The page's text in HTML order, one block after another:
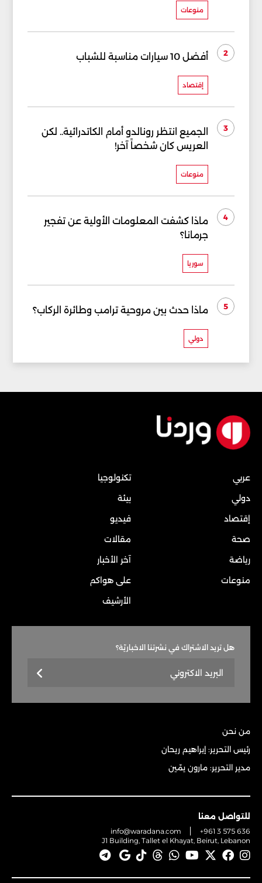
منوعات
2 أفضل 10 سيارات مناسبة للشباب
إقتصاد
3
الجميع انتظر رونالدو أمام الكاتدرائية.. لكن
العريس كان شخصاً آخر!
منوعات
4
ماذا كشفت المعلومات الأولية عن تفجير
جرمانا؟
سوريا
5 ماذا حدث بين مروحية ترامب وطائرة الركاب؟
دولي
عربي
دولي
إقتصاد
صحة
رياضة
منوعات
تكنولوجيا
بيئة
فيديو
مقالات
آخر الأخبار
على هواكم
الأرشيف
هل تريد الاشتراك في نشرتنا الاخباريّة؟
من نحن
رئيس التحرير: إبراهيم ريحان
مدير التحرير: مارون يمّين
للتواصل معنا
info@waradana.com
+961 3 575 636
J1 Building, Tallet el Khayat, Beirut, Lebanon